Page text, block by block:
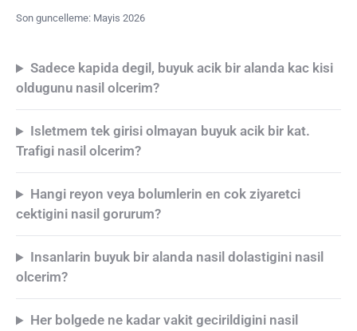
Son guncelleme: Mayis 2026
Sadece kapida degil, buyuk acik bir alanda kac kisi
oldugunu nasil olcerim?
Isletmem tek girisi olmayan buyuk acik bir kat.
Trafigi nasil olcerim?
Hangi reyon veya bolumlerin en cok ziyaretci
cektigini nasil gorurum?
Insanlarin buyuk bir alanda nasil dolastigini nasil
olcerim?
Her bolgede ne kadar vakit gecirildigini nasil